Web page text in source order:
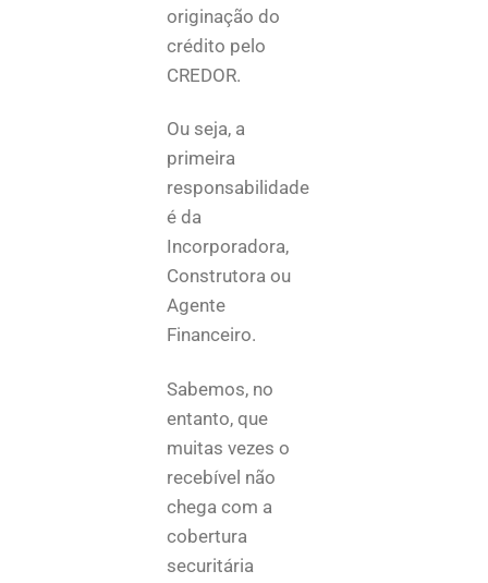
originação do
crédito pelo
CREDOR.
Ou seja, a
primeira
responsabilidade
é da
Incorporadora,
Construtora ou
Agente
Financeiro.
Sabemos, no
entanto, que
muitas vezes o
recebível não
chega com a
cobertura
securitária